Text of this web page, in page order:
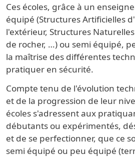
Ces écoles, grâce à un
équipé (Structures Artificielles
l'extérieur, Structures
de rocher, …) ou semi équipé,
la maîtrise des différentes
pratiquer en sécurité.
Compte tenu de l'évolution
et de la progression de leur
écoles s'adressent aux
débutants ou expérimentés,
et de se perfectionner, que ce
semi équipé ou peu équipé